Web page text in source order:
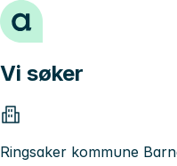
Hopp til innhold
Vi søker
Ringsaker kommune